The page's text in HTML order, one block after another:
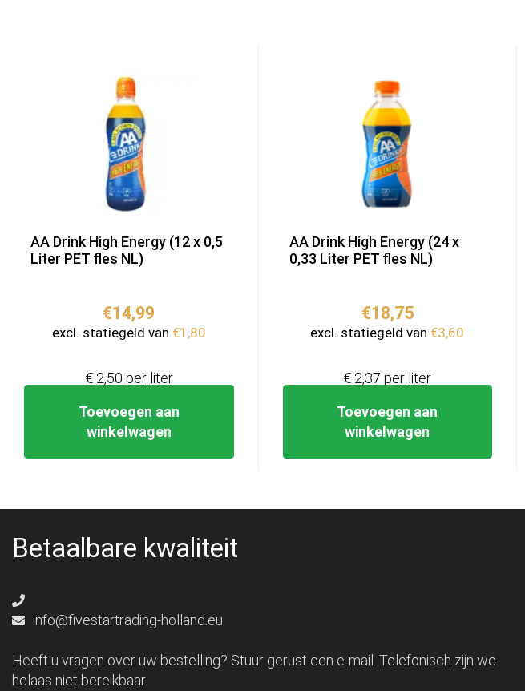
AA Drink High Energy (12 x 0,5
Liter PET fles NL)
€14,99
excl. statiegeld van €1,80
Toevoegen aan
winkelwagen
€ 2,50 per liter
AA Drink High Energy (24 x
0,33 Liter PET fles NL)
€18,75
excl. statiegeld van €3,60
Toevoegen aan
winkelwagen
€ 2,37 per liter
Betaalbare kwaliteit
info@fivestartrading-holland.eu
Heeft u vragen over uw bestelling? Stuur gerust een e-mail. Telefonisch zijn we
helaas niet bereikbaar.